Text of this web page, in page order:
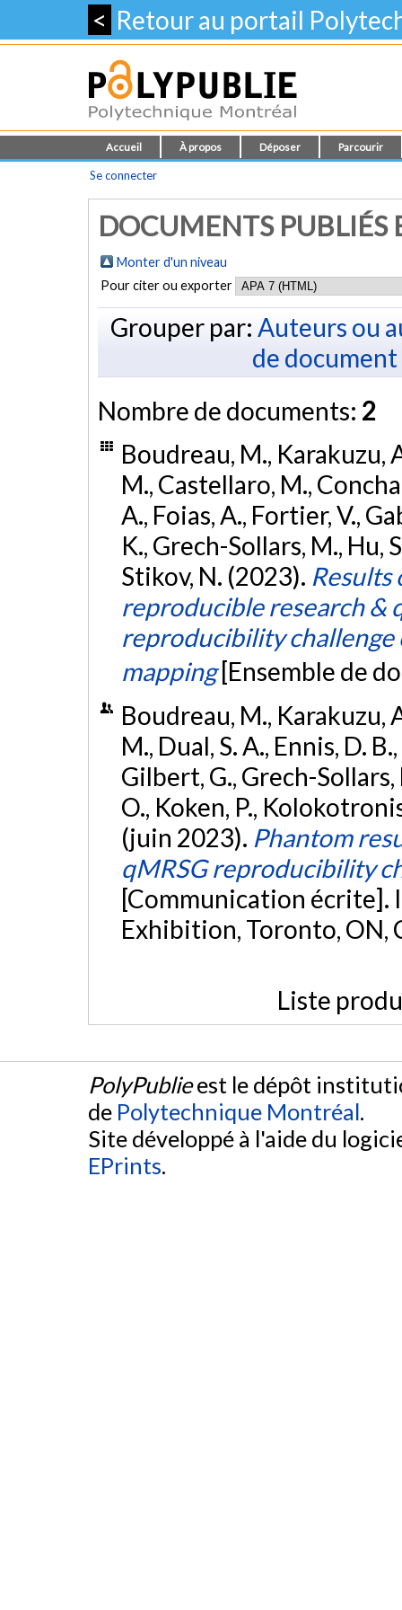
< Retour au portail
Accueil À propos Déposer Parcourir
Se connecter
DOCUMENTS PUBLIÉS
Monter d'un niveau
Pour citer ou exporter
Grouper par: Auteurs ou
de document
Nombre de documents: 2
Boudreau, M., Karakuzu,
M., Castellaro, M.,
A., Foias, A., Fortier, V.,
K., Grech-Sollars, M., Hu,
Stikov, N. (2023).
reproducible research &
reproducibility challenge
mapping [Ensemble de
Boudreau, M., Karakuzu,
M., Dual, S. A., Ennis, D.
Gilbert, G., Grech-
O., Koken, P.,
(juin 2023). Phantom
qMRSG reproducibility
[Communication écrite].
Exhibition, Toronto, ON,
Liste
PolyPublieest le dépôt
de Polytechnique Montréal.
Site développé à l'aide du
EPrints.